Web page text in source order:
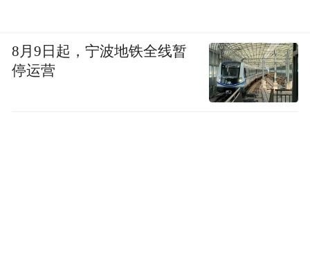
8月9日起，宁波地铁全线暂
停运营